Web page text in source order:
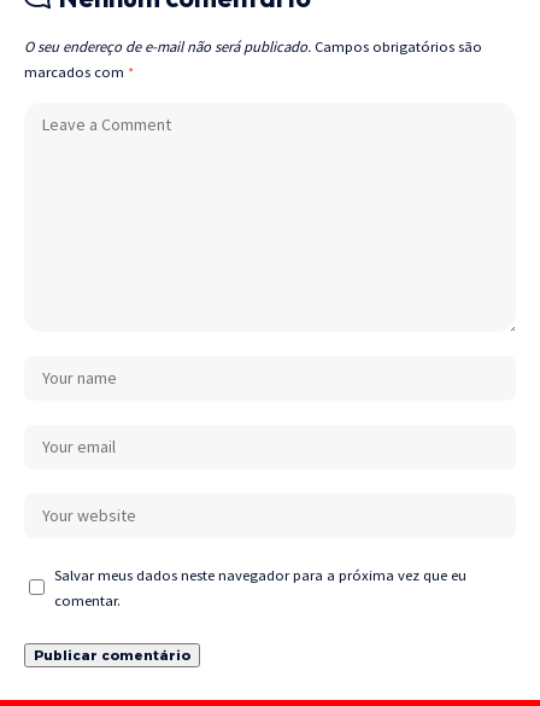
O seu endereço de e-mail não será publicado. Campos obrigatórios são
marcados com *
Salvar meus dados neste navegador para a próxima vez que eu
comentar.